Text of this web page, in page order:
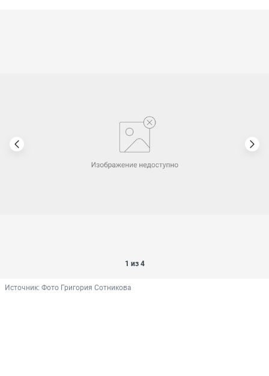
1 из 4
Источник: Фото Григория Сотникова